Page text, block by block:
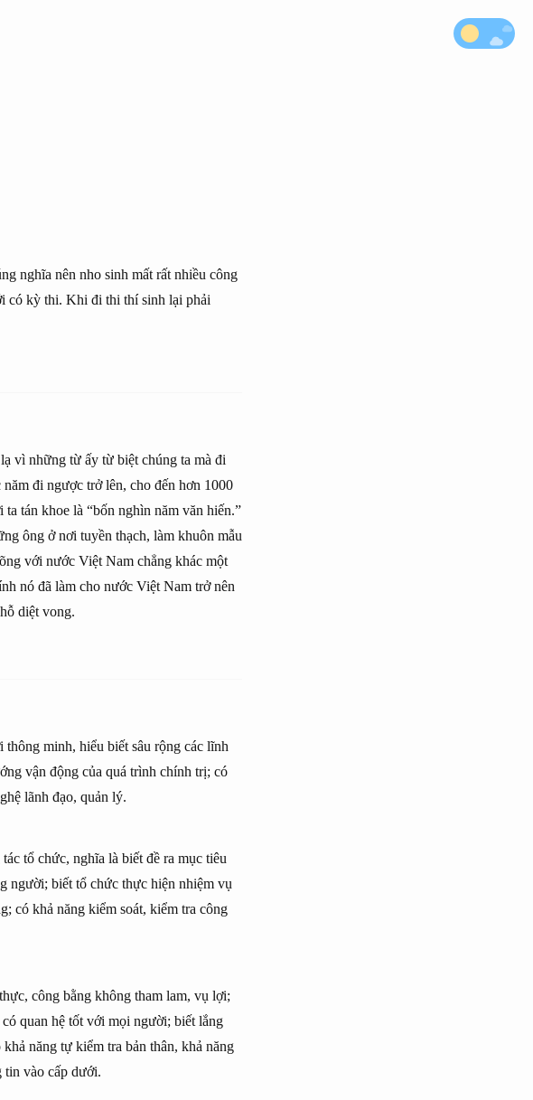
nghĩa nên nho sinh mất rất nhiều công
có kỳ thi. Khi đi thi thí sinh lại phải
vì những từ ấy từ biệt chúng ta mà đi
đi ngược trở lên, cho đến hơn 1000
tán khoe là “bốn nghìn năm văn hiến.”
ông ở nơi tuyền thạch, làm khuôn mẫu
với nước Việt Nam chẳng khác một
nó đã làm cho nước Việt Nam trở nên
diệt vong.
minh, hiểu biết sâu rộng các lĩnh
vận động của quá trình chính trị; có
lãnh đạo, quản lý.
tổ chức, nghĩa là biết đề ra mục tiêu
người; biết tổ chức thực hiện nhiệm vụ
có khả năng kiểm soát, kiểm tra công
công bằng không tham lam, vụ lợi;
quan hệ tốt với mọi người; biết lắng
năng tự kiểm tra bản thân, khả năng
tin vào cấp dưới.